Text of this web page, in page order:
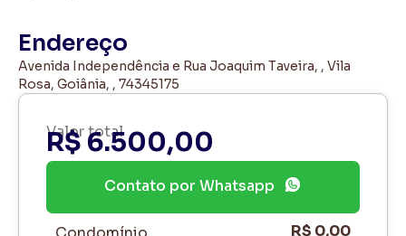
Endereço
Avenida Independência e Rua Joaquim Taveira, , Vila
Rosa, Goiânia, , 74345175
Valor total
R$ 6.500,00
Contato por Whatsapp
R$ 0,00